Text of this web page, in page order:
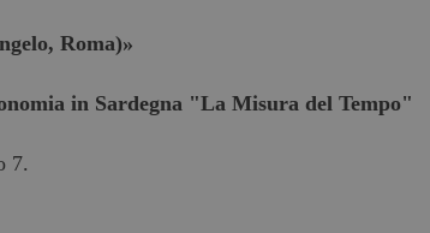
Roma)»
in Sardegna "La Misura del Tempo"
7.